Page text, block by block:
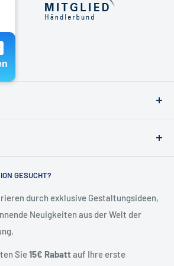
direkt per Mail.
GESUCHT?
durch exklusive Gestaltungsideen,
Neuigkeiten aus der Welt der
Sie15€ Rabattauf Ihre erste